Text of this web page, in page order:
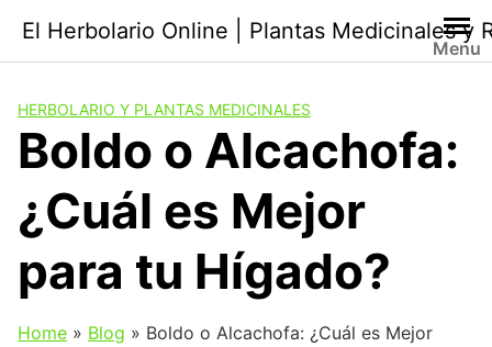
contenido
El Herbolario Online | Plantas Medicinales y
Menu
HERBOLARIO Y PLANTAS MEDICINALES
Boldo o Alcachofa:
¿Cuál es Mejor
para tu Hígado?
Home » Blog » Boldo o Alcachofa: ¿Cuál es Mejor